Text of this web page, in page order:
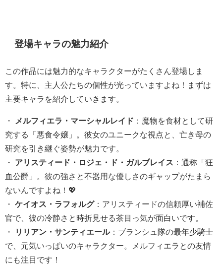
登場キャラの魅力紹介
この作品には魅力的なキャラクターがたくさん登場しま
す。特に、主人公たちの個性が光っていますよね！まずは
主要キャラを紹介していきます。
・ メルフィエラ・マーシャルレイド ：魔物を食材として研
究する「悪食令嬢」。彼女のユニークな視点と、亡き母の
研究を引き継ぐ姿勢が魅力です。
・ アリスティード・ロジェ・ド・ガルブレイス ：通称「狂
血公爵」。彼の強さと不器用な優しさのギャップがたまら
ないんですよね！💖
・ ケイオス・ラフォルグ：アリスティードの信頼厚い補佐
官で、彼の冷静さと時折見せる茶目っ気が面白いです。
・
リリアン・サンティエール：ブランシュ隊の最年少騎士
で、元気いっぱいのキャラクター。メルフィエラとの友情
にも注目です！